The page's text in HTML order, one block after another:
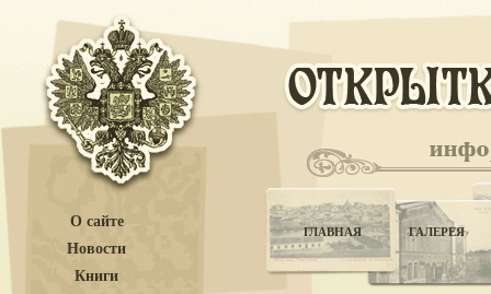
О сайте
Новости
Книги
ГЛАВНАЯ ГАЛЕРЕЯ